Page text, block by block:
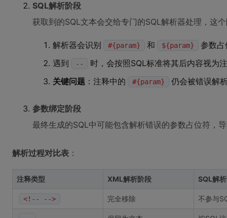
SQL解析阶段
获取到的SQL文本会交给专门的SQL解析器处理，这
解析器会识别 #{param} 和 ${param}
参数占
遇到
--
时，会按照SQL标准将其后内容视为
关键问题 ：注释中的 #{param} 仍会被错误解
参数绑定阶段
最终生成的SQL中可能包含解析错误的参数占位符，
解析过程对比表 ：
注释类型 XML解析阶段 SQL解
<!-- --> 完全移除 不参与